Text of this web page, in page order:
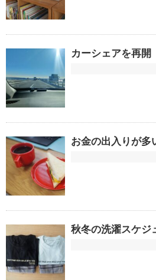
カーシェアを再開
お金の出入りが多
秋冬の洗濯スケジ